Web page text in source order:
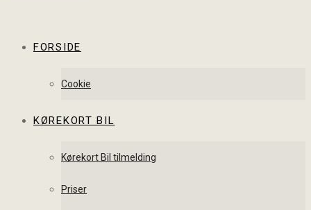
FORSIDE
Cookie
KØREKORT BIL
Kørekort Bil tilmelding
Priser